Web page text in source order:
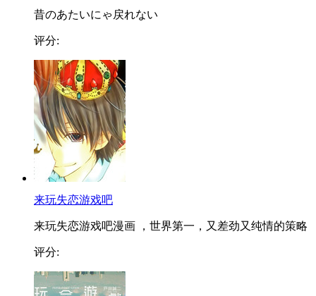
昔のあたいにゃ戻れない
评分:
来玩失恋游戏吧
来玩失恋游戏吧漫画 ，世界第一，又差劲又纯情的策略
评分: